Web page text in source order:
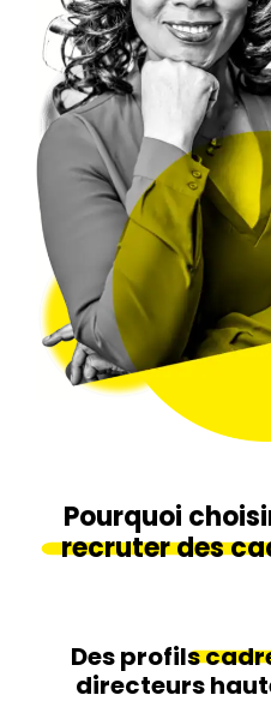
Pourquoi
recruter des
Des profils
directeurs